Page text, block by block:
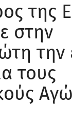
της
στην
την
τους